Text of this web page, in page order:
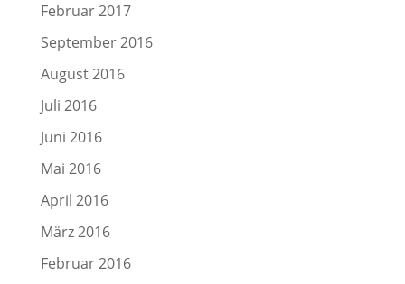
Februar 2017
September 2016
August 2016
Juli 2016
Juni 2016
Mai 2016
April 2016
März 2016
Februar 2016